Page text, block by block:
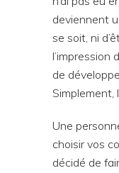
deviennent
se soit, ni
l’impression
de
Simplement,
Une
choisir vos
décidé de